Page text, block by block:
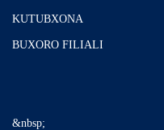
KUTUBXONA
BUXORO FILIALI
&nbsp;